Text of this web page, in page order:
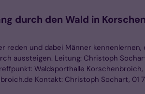
durch den Wald in
reden und dabei Männer
aussteigen. Leitung: Christoph
Waldsporthalle
Kontakt: Christoph Sochart, 01